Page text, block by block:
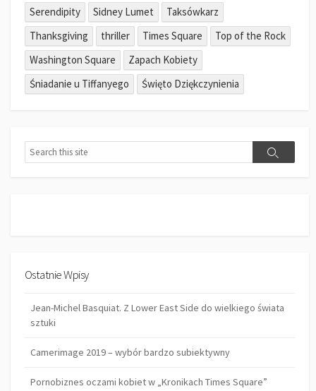
Serendipity
Sidney Lumet
Taksówkarz
Thanksgiving
thriller Times Square
Top of the Rock
Washington Square
Zapach Kobiety
Śniadanie u Tiffanyego
Święto Dziękczynienia
e
S
Ostatnie Wpisy
Jean-Michel Basquiat. Z Lower East Side do wielkiego świata
sztuki
Camerimage 2019 – wybór bardzo subiektywny
Pornobiznes oczami kobiet w „Kronikach Times Square”